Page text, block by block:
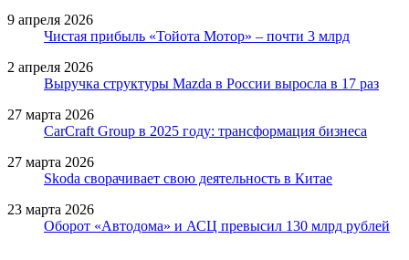
9 апреля 2026
Чистая прибыль «Тойота Мотор» – почти 3 млрд
2 апреля 2026
Выручка структуры Mazda в России выросла в 17 раз
27 марта 2026
CarCraft Group в 2025 году: трансформация бизнеса
27 марта 2026
Skoda сворачивает свою деятельность в Китае
23 марта 2026
Оборот «Автодома» и АСЦ превысил 130 млрд рублей